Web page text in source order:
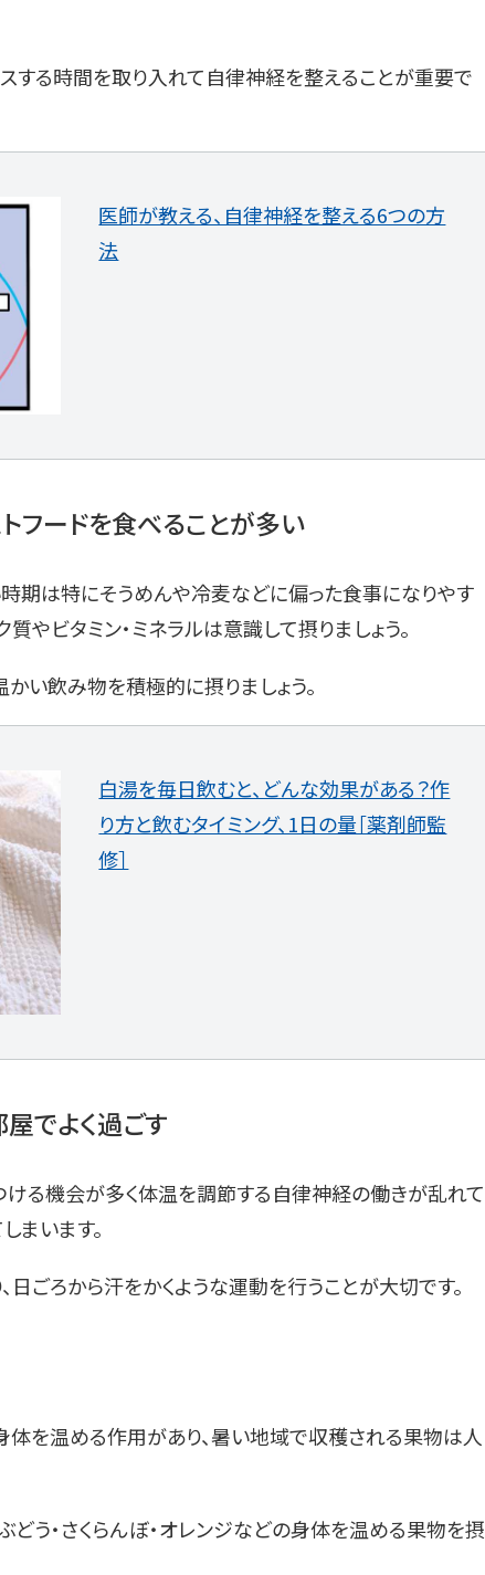
する時間を取り入れて自律神経を整えることが重要で
医師が教える、自律神経を整える6つの方
法
フードを食べることが多い
期は特にそうめんや冷麦などに偏った食事になりやす
やビタミン・ミネラルは意識して摂りましょう。
い飲み物を積極的に摂りましょう。
白湯を毎日飲むと、どんな効果がある？作
り方と飲むタイミング、1日の量［薬剤師監
修］
でよく過ごす
る機会が多く体温を調節する自律神経の働きが乱れて
まいます。
日ごろから汗をかくような運動を行うことが大切です。
を温める作用があり、暑い地域で収穫される果物は人
どう・さくらんぼ・オレンジなどの身体を温める果物を摂